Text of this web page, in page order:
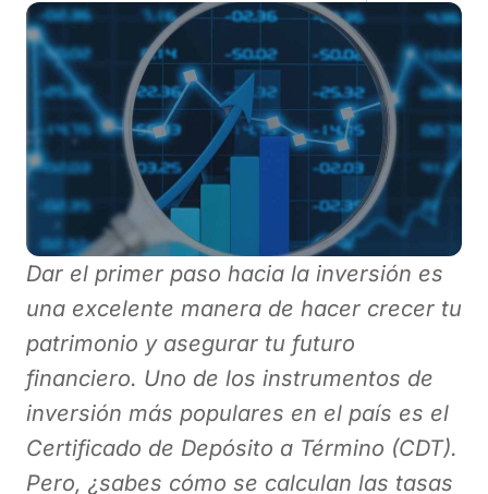
Dar el primer paso hacia la inversión es
una excelente manera de hacer crecer tu
patrimonio y asegurar tu futuro
financiero. Uno de los instrumentos de
inversión más populares en el país es el
Certificado de Depósito a Término (CDT).
Pero, ¿sabes cómo se calculan las tasas